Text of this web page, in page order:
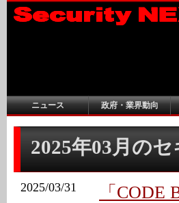
ニュース 政府・業界動向
2025年03月の
2025/03/31
「